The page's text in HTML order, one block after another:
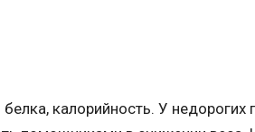
калорийность. У недорогих